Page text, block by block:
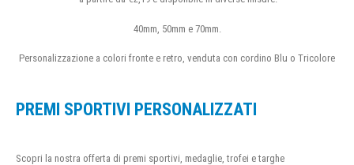
40mm, 50mm e 70mm.
Personalizzazione a colori fronte e retro, venduta con cordino Blu o Tricolore
PREMI SPORTIVI PERSONALIZZATI
Scopri la nostra offerta di premi sportivi, medaglie, trofei e targhe